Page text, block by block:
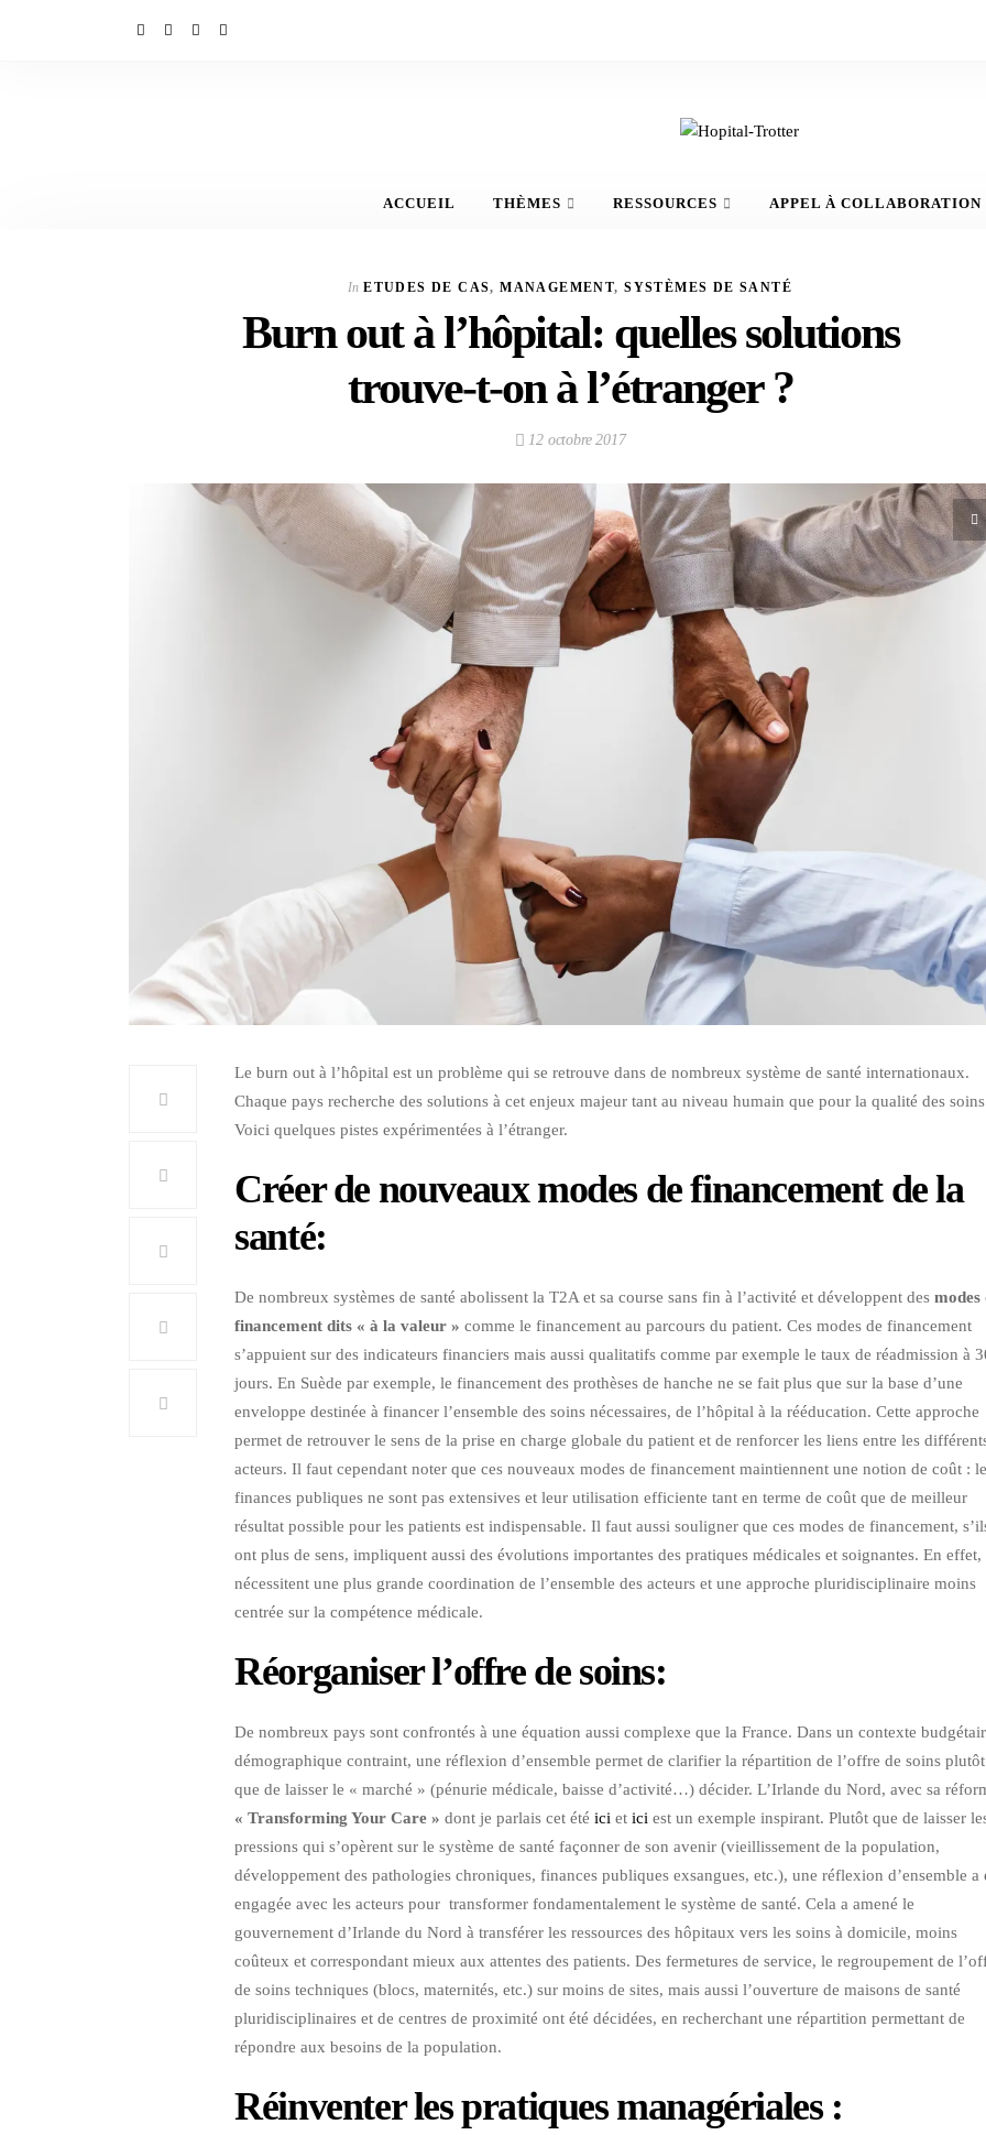
ACCUEIL THÈMES RESSOURCES APPEL À COLLABORATION
In ETUDES DE CAS,MANAGEMENT,SYSTÈMES DE SANTÉ
Burn out à l’hôpital: quelles solutions
trouve-t-on à l’étranger ?
12 octobre 2017
Le burn out à l’hôpital est un problème qui se retrouve dans de nombreux système de santé internationaux.
Chaque pays recherche des solutions à cet enjeux majeur tant au niveau humain que pour la qualité des
Voici quelques pistes expérimentées à l’étranger.
Créer de nouveaux modes de financement de la
santé:
De nombreux systèmes de santé abolissent la T2A et sa course sans fin à l’activité et développent desmodes
financement dits « à la valeur » comme le financement au parcours du patient. Ces modes de financement
s’appuient sur des indicateurs financiers mais aussi qualitatifs comme par exemple le taux de réadmission à
jours. En Suède par exemple, le financement des prothèses de hanche ne se fait plus que sur la base d’une
enveloppe destinée à financer l’ensemble des soins nécessaires, de l’hôpital à la rééducation. Cette approche
permet de retrouver le sens de la prise en charge globale du patient et de renforcer les liens entre les
acteurs. Il faut cependant noter que ces nouveaux modes de financement maintiennent une notion de coût :
finances publiques ne sont pas extensives et leur utilisation efficiente tant en terme de coût que de meilleur
résultat possible pour les patients est indispensable. Il faut aussi souligner que ces modes de financement,
ont plus de sens, impliquent aussi des évolutions importantes des pratiques médicales et soignantes. En effet,
nécessitent une plus grande coordination de l’ensemble des acteurs et une approche pluridisciplinaire moins
centrée sur la compétence médicale.
Réorganiser l’offre de soins:
De nombreux pays sont confrontés à une équation aussi complexe que la France. Dans un contexte
démographique contraint, une réflexion d’ensemble permet de clarifier la répartition de l’offre de soins plutôt
que de laisser le « marché » (pénurie médicale, baisse d’activité…) décider. L’Irlande du Nord, avec sa
« Transforming Your Care » dont je parlais cet étéicieticiest un exemple inspirant. Plutôt que de laisser
pressions qui s’opèrent sur le système de santé façonner de son avenir (vieillissement de la population,
développement des pathologies chroniques, finances publiques exsangues, etc.), une réflexion d’ensemble a
engagée avec les acteurs pour transformer fondamentalement le système de santé. Cela a amené le
gouvernement d’Irlande du Nord à transférer les ressources des hôpitaux vers les soins à domicile, moins
coûteux et correspondant mieux aux attentes des patients. Des fermetures de service, le regroupement de
de soins techniques (blocs, maternités, etc.) sur moins de sites, mais aussi l’ouverture de maisons de santé
pluridisciplinaires et de centres de proximité ont été décidées, en recherchant une répartition permettant de
répondre aux besoins de la population.
Réinventer les pratiques managériales :